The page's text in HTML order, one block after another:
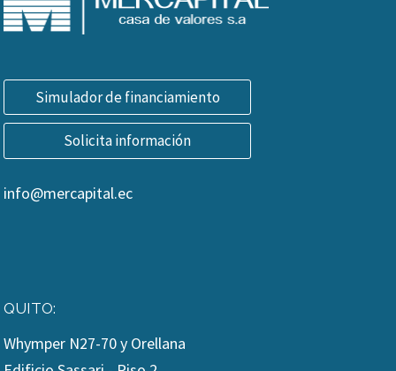
Simulador de financiamiento
Solicita información
info@mercapital.ec
QUITO:
Whymper N27-70 y Orellana